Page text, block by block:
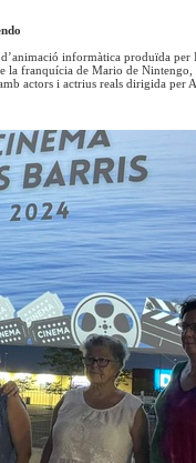
informàtica produïda
la franquícia de Mario de
actors i actrius reals dirigida